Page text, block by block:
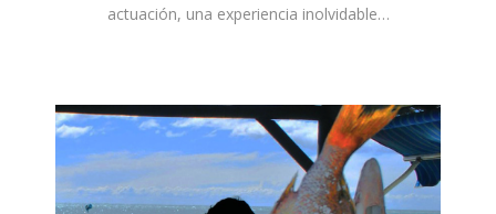
actuación, una experiencia inolvidable…